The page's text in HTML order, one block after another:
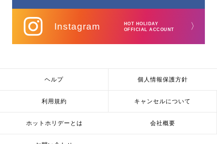
Instagram
HOT HOLIDAY
OFFICIAL ACCOUNT
〉
ヘルプ 個人情報保護方針
利用規約 キャンセルについて
ホットホリデーとは 会社概要